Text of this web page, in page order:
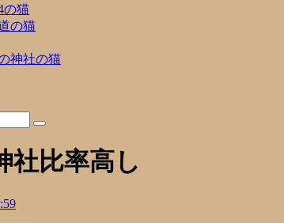
の猫
の猫
神社の猫
社比率高し